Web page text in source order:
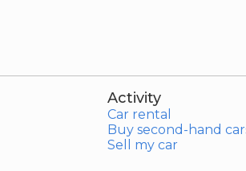
Activity
Car rental
Buy second-hand
Sell my car